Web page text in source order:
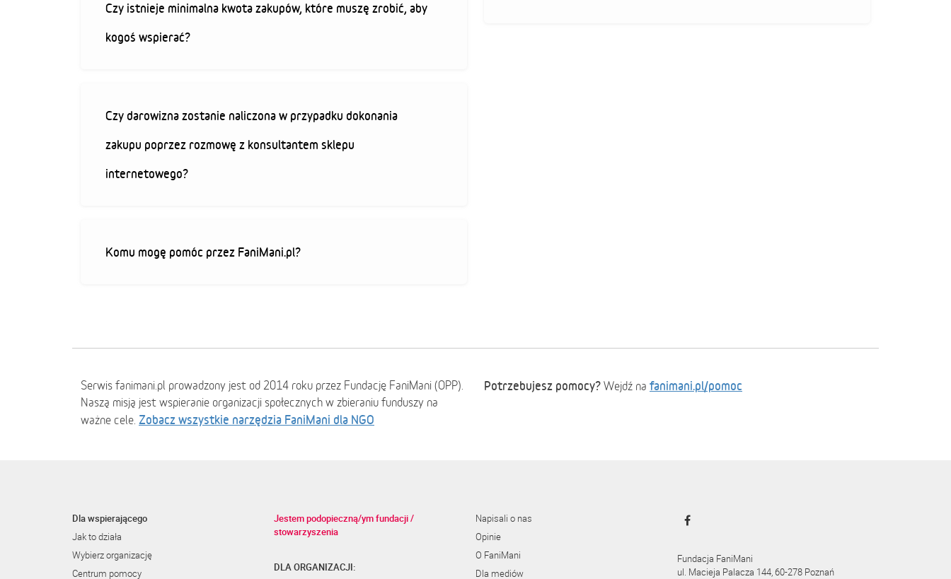
Czy istnieje minimalna kwota zakupów, które muszę zrobić, aby
kogoś wspierać?
Czy darowizna zostanie naliczona w przypadku dokonania
zakupu poprzez rozmowę z konsultantem sklepu
internetowego?
Komu mogę pomóc przez FaniMani.pl?
Serwis fanimani.pl prowadzony jest od 2014 roku przez Fundację FaniMani (OPP).
Naszą misją jest wspieranie organizacji społecznych w zbieraniu funduszy na
ważne cele. Zobacz wszystkie narzędzia FaniMani dla NGO
Potrzebujesz pomocy? Wejdź na fanimani.pl/pomoc
Dla wspierającego
Jak to działa
Wybierz organizację
Centrum pomocy
Jestem podopieczną/ym fundacji /
stowarzyszenia
DLA ORGANIZACJI:
Napisali o nas
Opinie
O FaniMani
Dla mediów
Fundacja FaniMani
ul. Macieja Palacza 144, 60-278 Poznań